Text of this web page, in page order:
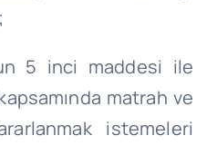
5 inci maddesi ile
matrah ve
istemeleri